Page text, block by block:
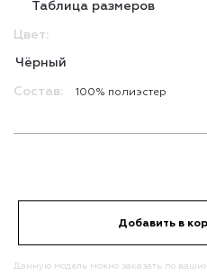
Таблица размеров
Цвет:
Чёрный
Состав: 100% полиэстер
Добавить в
Данную модель можно заказать по